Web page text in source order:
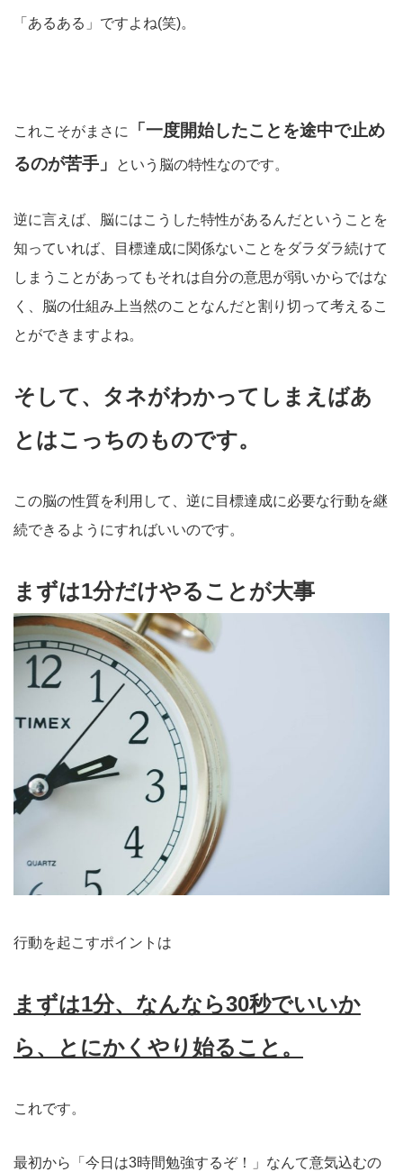
「あるある」ですよね(笑)。
これこそがまさに
「一度開始したことを途中で止め
るのが苦手」
という脳の特性なのです。
逆に言えば、脳にはこうした特性があるんだということを
知っていれば、目標達成に関係ないことをダラダラ続けて
しまうことがあってもそれは自分の意思が弱いからではな
く、脳の仕組み上当然のことなんだと割り切って考えるこ
とができますよね。
そして、タネがわかってしまえばあ
とはこっちのものです。
この脳の性質を利用して、逆に目標達成に必要な行動を継
続できるようにすればいいのです。
まずは1分だけやることが大事
行動を起こすポイントは
まずは1分、なんなら30秒でいいか
ら、とにかくやり始ること。
これです。
最初から「今日は3時間勉強するぞ！」なんて意気込むの